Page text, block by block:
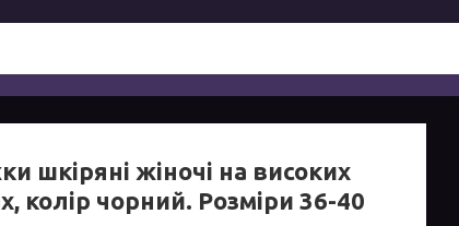
шкіряні жіночі на високих
колір чорний. Розміри 36-40